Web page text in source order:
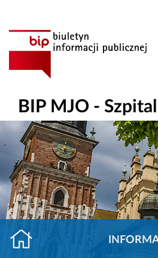
BIP MJO -